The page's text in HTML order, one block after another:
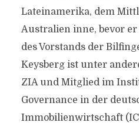
Lateinamerika, dem
Australien inne, bevor
des Vorstands der
Keysberg ist unter
ZIA und Mitglied im
Governance in der
Immobilienwirtschaft